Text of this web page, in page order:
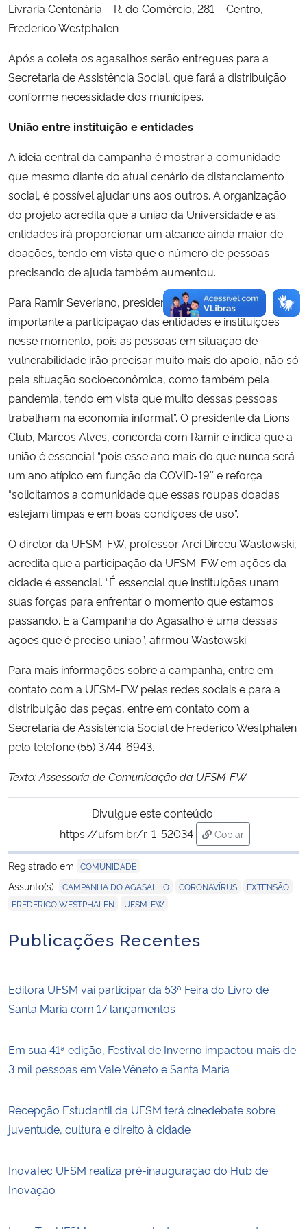
Livraria Centenária – R. do Comércio, 281 – Centro,
Frederico Westphalen
Após a coleta os agasalhos serão entregues para a
Secretaria de Assistência Social, que fará a distribuição
conforme necessidade dos munícipes.
União entre instituição e entidades
A ideia central da campanha é mostrar a comunidade
que mesmo diante do atual cenário de distanciamento
social, é possível ajudar uns aos outros. A organização
do projeto acredita que a união da Universidade e as
entidades irá proporcionar um alcance ainda maior de
doações, tendo em vista que o número de pessoas
precisando de ajuda também aumentou.
Para Ramir Severiano, presidente da ACI, “é muito
importante a participação das entidades e instituições
nesse momento, pois as pessoas em situação de
vulnerabilidade irão precisar muito mais do apoio, não só
pela situação socioeconômica, como também pela
pandemia, tendo em vista que muito dessas pessoas
trabalham na economia informal”. O presidente da Lions
Club, Marcos Alves, concorda com Ramir e indica que a
união é essencial “pois esse ano mais do que nunca será
um ano atípico em função da COVID-19″ e reforça
“solicitamos a comunidade que essas roupas doadas
estejam limpas e em boas condições de uso”.
O diretor da UFSM-FW, professor Arci Dirceu Wastowski,
acredita que a participação da UFSM-FW em ações da
cidade é essencial. “É essencial que instituições unam
suas forças para enfrentar o momento que estamos
passando. E a Campanha do Agasalho é uma dessas
ações que é preciso união”, afirmou Wastowski.
Para mais informações sobre a campanha, entre em
contato com a UFSM-FW pelas redes sociais e para a
distribuição das peças, entre em contato com a
Secretaria de Assistência Social de Frederico Westphalen
pelo telefone (55) 3744-6943.
Texto: Assessoria de Comunicação da UFSM-FW
Divulgue este conteúdo:
https://ufsm.br/r-1-52034
Copiar
para área de
Registrado em COMUNIDADE
Assunto(s): CAMPANHA DO AGASALHO CORONAVÍRUS EXTENSÃO
FREDERICO WESTPHALEN UFSM-FW
Publicações Recentes
Editora UFSM vai participar da 53ª Feira do Livro de
Santa Maria com 17 lançamentos
Em sua 41ª edição, Festival de Inverno impactou mais de
3 mil pessoas em Vale Vêneto e Santa Maria
Recepção Estudantil da UFSM terá cinedebate sobre
juventude, cultura e direito à cidade
InovaTec UFSM realiza pré-inauguração do Hub de
Inovação